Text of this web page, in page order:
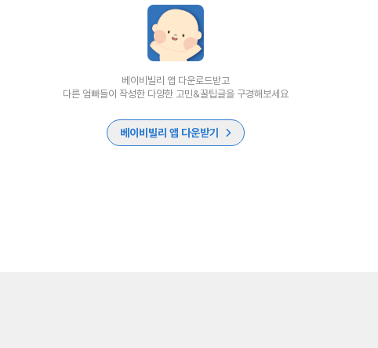
베이비빌리 앱 다운로드받고
다른 엄빠들이 작성한 다양한 고민&꿀팁글을 구경해보세요
베이비빌리 앱 다운받기